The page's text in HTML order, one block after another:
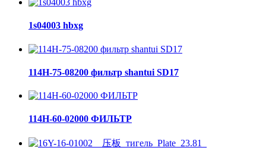
1s04003 hbxg
114H-75-08200 фильтр shantui SD17
114H-60-02000 ФИЛЬТР